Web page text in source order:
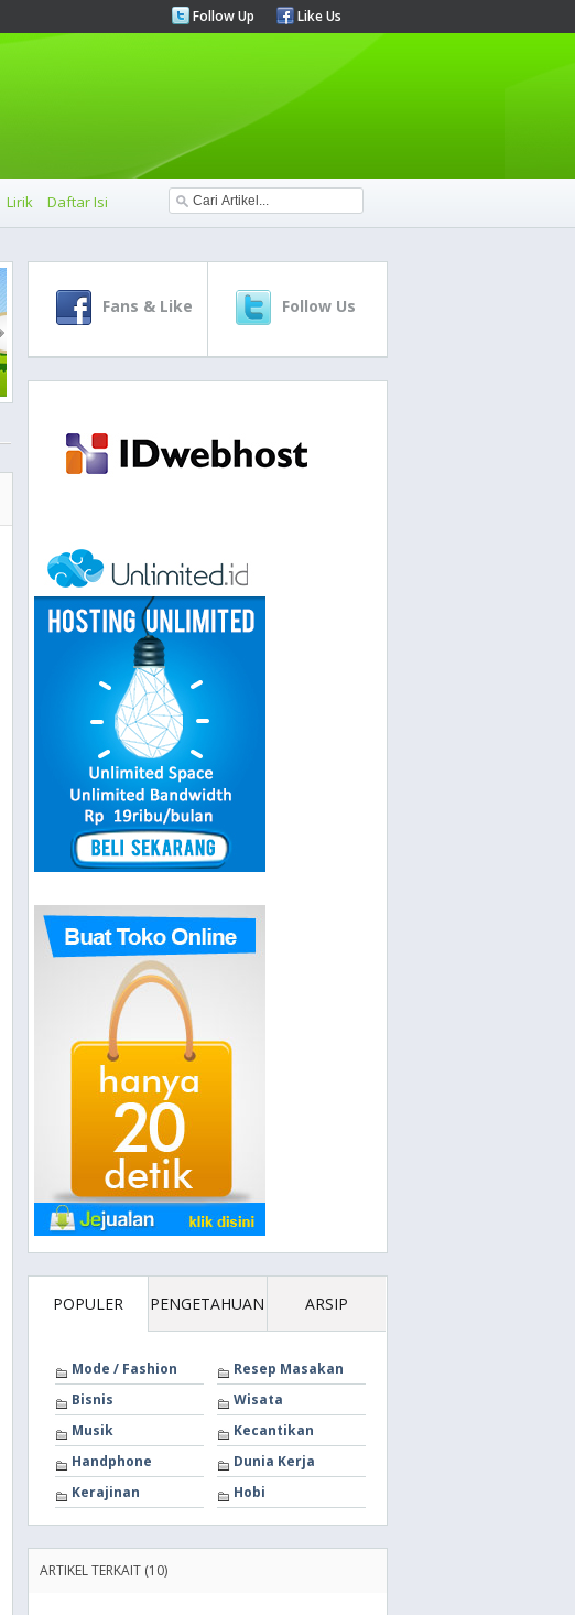
Follow Up Like Us
Lirik Daftar Isi
Fans & Like Follow Us
POPULER PENGETAHUAN ARSIP
Mode / Fashion
Resep Masakan
Bisnis
Wisata
Musik
Kecantikan
Handphone
Dunia Kerja
Kerajinan
Hobi
ARTIKEL TERKAIT (10)